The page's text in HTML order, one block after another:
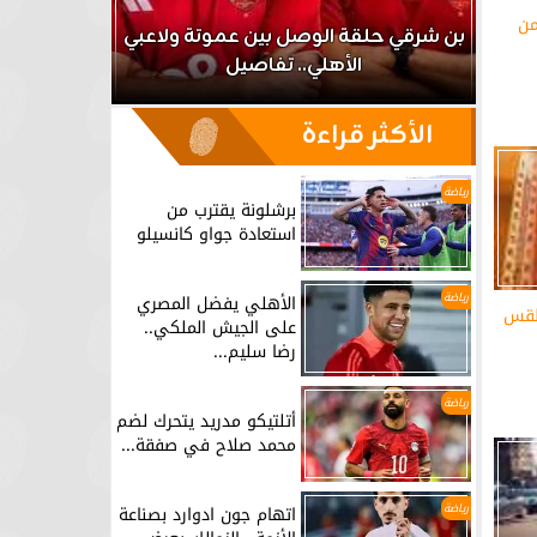
بن شرقي حلقة الوصل بين عموتة ولاعبي
الأهلي.. تفاصيل
الأكثر قراءة
رياضة
برشلونة يقترب من
استعادة جواو كانسيلو
رياضة الأهلي يفضل المصري
على الجيش الملكي..
رضا سليم...
رياضة
أتلتيكو مدريد يتحرك لضم
محمد صلاح في صفقة...
رياضة اتهام جون ادوارد بصناعة